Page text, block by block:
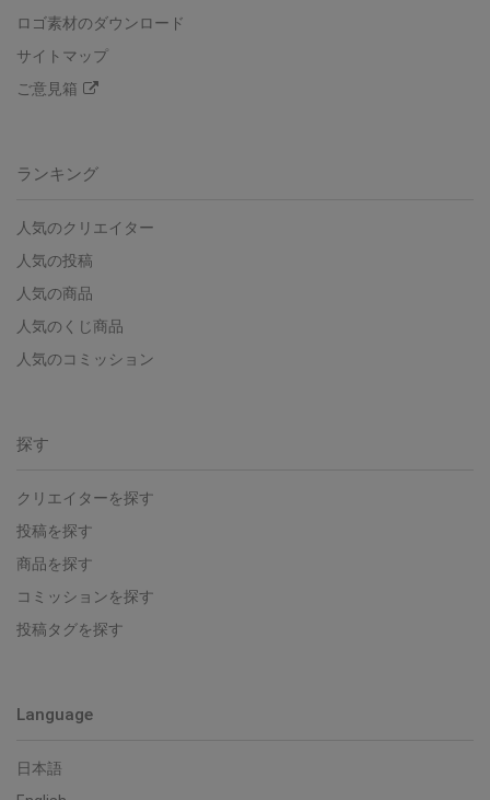
ロゴ素材のダウンロード
サイトマップ
ご意見箱
ランキング
人気のクリエイター
人気の投稿
人気の商品
人気のくじ商品
人気のコミッション
探す
クリエイターを探す
投稿を探す
商品を探す
コミッションを探す
投稿タグを探す
Language
日本語